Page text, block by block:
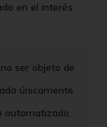
en el interés
ser objeto de
únicamente
automatizado,